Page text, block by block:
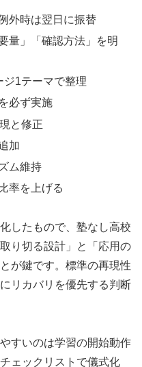
外時は翌日に振替
量」「確認方法」を明
ジ1テーマで整理
必ず実施
と修正
加
ム維持
率を上げる
したもので、塾なし高校
り切る設計」と「応用の
が鍵です。標準の再現性
リカバリを優先する判断
すいのは学習の開始動作
ェックリストで儀式化